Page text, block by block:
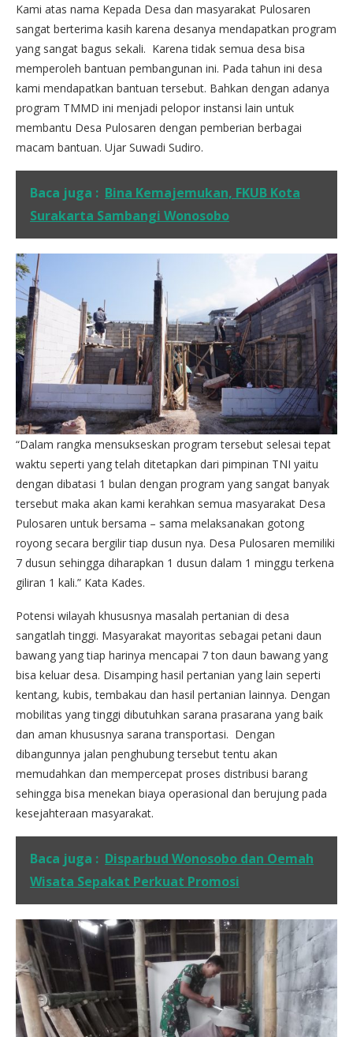
Kami atas nama Kepada Desa dan masyarakat Pulosaren
sangat berterima kasih karena desanya mendapatkan program
yang sangat bagus sekali. Karena tidak semua desa bisa
memperoleh bantuan pembangunan ini. Pada tahun ini desa
kami mendapatkan bantuan tersebut. Bahkan dengan adanya
program TMMD ini menjadi pelopor instansi lain untuk
membantu Desa Pulosaren dengan pemberian berbagai
macam bantuan. Ujar Suwadi Sudiro.
Baca juga : Bina Kemajemukan, FKUB Kota
Surakarta Sambangi Wonosobo
“Dalam rangka mensukseskan program tersebut selesai tepat
waktu seperti yang telah ditetapkan dari pimpinan TNI yaitu
dengan dibatasi 1 bulan dengan program yang sangat banyak
tersebut maka akan kami kerahkan semua masyarakat Desa
Pulosaren untuk bersama – sama melaksanakan gotong
royong secara bergilir tiap dusun nya. Desa Pulosaren memiliki
7 dusun sehingga diharapkan 1 dusun dalam 1 minggu terkena
giliran 1 kali.” Kata Kades.
Potensi wilayah khususnya masalah pertanian di desa
sangatlah tinggi. Masyarakat mayoritas sebagai petani daun
bawang yang tiap harinya mencapai 7 ton daun bawang yang
bisa keluar desa. Disamping hasil pertanian yang lain seperti
kentang, kubis, tembakau dan hasil pertanian lainnya. Dengan
mobilitas yang tinggi dibutuhkan sarana prasarana yang baik
dan aman khususnya sarana transportasi. Dengan
dibangunnya jalan penghubung tersebut tentu akan
memudahkan dan mempercepat proses distribusi barang
sehingga bisa menekan biaya operasional dan berujung pada
kesejahteraan masyarakat.
Baca juga : Disparbud Wonosobo dan Oemah
Wisata Sepakat Perkuat Promosi